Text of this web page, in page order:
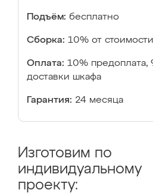
Подъём: бесплатно
Сборка: 10% от
Оплата: 10% предоплата,
доставки шкафа
Гарантия: 24 месяца
Изготовим по
индивидуальному
проекту: